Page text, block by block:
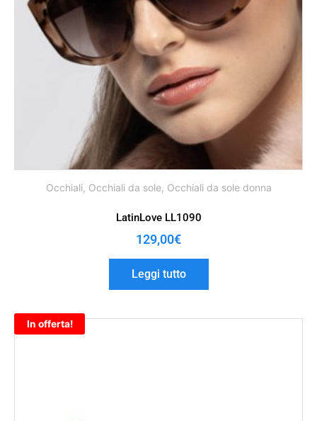
Occhiali, Occhiali da sole, Occhiali da sole donna
LatinLove LL1090
129,00€
Leggi tutto
In offerta!